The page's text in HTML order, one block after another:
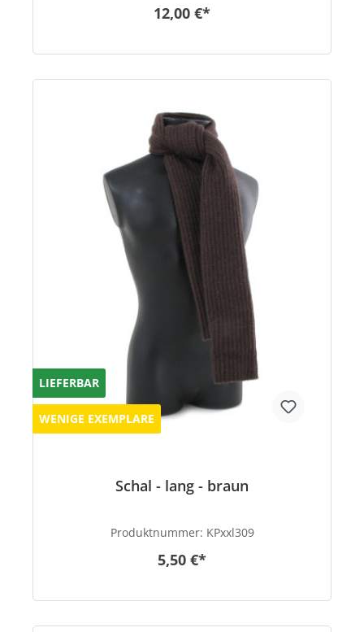
12,00 €*
LIEFERBAR
WENIGE EXEMPLARE
Schal - lang - braun
Produktnummer: KPxxl309
5,50 €*